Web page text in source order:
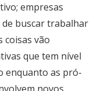
empresas
buscar trabalhar
coisas vão
que tem nível
enquanto as pró-